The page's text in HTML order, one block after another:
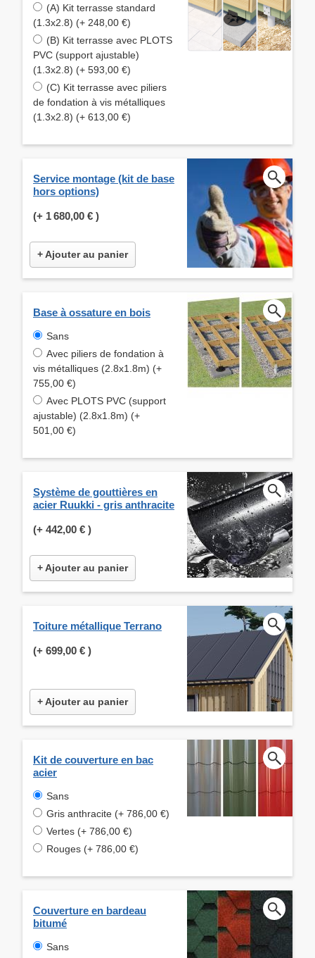
(A) Kit terrasse standard
(1.3x2.8) (+ 248,00 €)
(B) Kit terrasse avec PLOTS
PVC (support ajustable)
(1.3x2.8) (+ 593,00 €)
(C) Kit terrasse avec piliers
de fondation à vis métalliques
(1.3x2.8) (+ 613,00 €)
Service montage (kit de base
hors options)
(+ 1 680,00 € )
+ Ajouter au panier
Base à ossature en bois
Sans
Avec piliers de fondation à
vis métalliques (2.8x1.8m) (+
755,00 €)
Avec PLOTS PVC (support
ajustable) (2.8x1.8m) (+
501,00 €)
Système de gouttières en
acier Ruukki - gris anthracite
(+ 442,00 € )
+ Ajouter au panier
Toiture métallique Terrano
(+ 699,00 € )
+ Ajouter au panier
Kit de couverture en bac
acier
Sans
Gris anthracite (+ 786,00 €)
Vertes (+ 786,00 €)
Rouges (+ 786,00 €)
Couverture en bardeau
bitumé
Sans